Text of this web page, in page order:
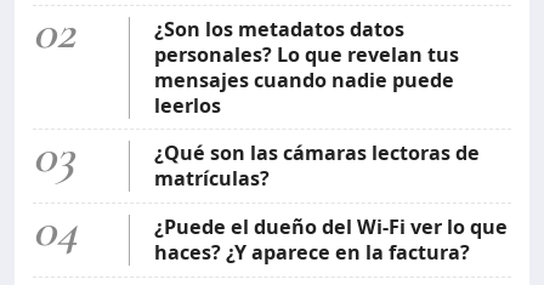
02
¿Son los metadatos datos
personales? Lo que revelan tus
mensajes cuando nadie puede
leerlos
03
¿Qué son las cámaras lectoras de
matrículas?
04
¿Puede el dueño del Wi-Fi ver lo que
haces? ¿Y aparece en la factura?